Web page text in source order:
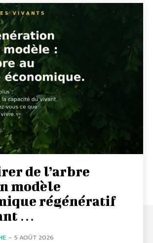
de l’arbre
modèle
régénératif
…
- 5 AOÛT 2026